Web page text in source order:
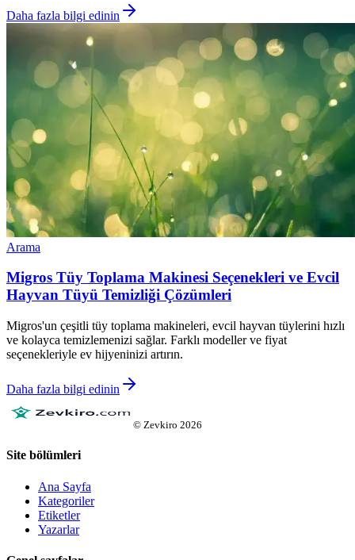
Daha fazla bilgi edinin
Arama
Migros Tüy Toplama Makinesi Seçenekleri ve Evcil
Hayvan Tüyü Temizliği Çözümleri
Migros'un çeşitli tüy toplama makineleri, evcil hayvan tüylerini hızlı
ve kolayca temizlemenizi sağlar. Farklı modeller ve fiyat
seçenekleriyle ev hijyeninizi artırın.
Daha fazla bilgi edinin
© Zevkiro 2026
Site bölümleri
Ana Sayfa
Kategoriler
Etiketler
Yazarlar